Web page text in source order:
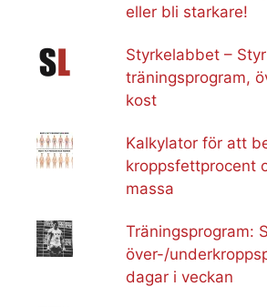
eller bli starkare!
Styrkelabbet –
träningsprogram,
kost
Kalkylator för att
kroppsfettprocent
massa
Träningsprogram:
över-/
dagar i veckan